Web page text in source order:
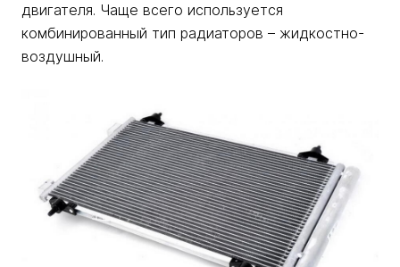
двигателя. Чаще всего используется
комбинированный тип радиаторов – жидкостно-
воздушный.